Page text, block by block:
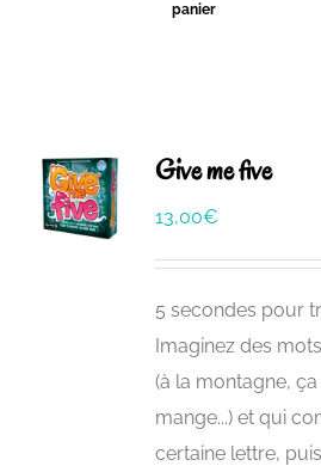
panier
Give me five
13,00€
5 secondes pour
Imaginez des
(à la montagne,
mange...) et qui
certaine lettre,